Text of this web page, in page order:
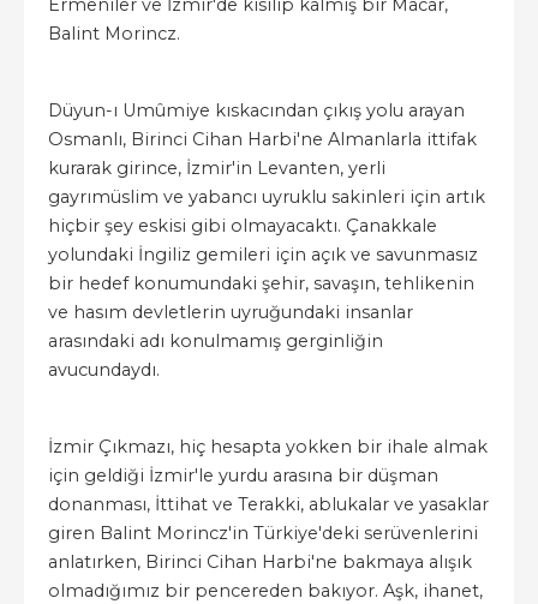
Ermeniler ve İzmir'de kısılıp kalmış bir Macar,
Balint Morincz.
Düyun-ı Umûmiye kıskacından çıkış yolu arayan
Osmanlı, Birinci Cihan Harbi'ne Almanlarla ittifak
kurarak girince, İzmir'in Levanten, yerli
gayrımüslim ve yabancı uyruklu sakinleri için artık
hiçbir şey eskisi gibi olmayacaktı. Çanakkale
yolundaki İngiliz gemileri için açık ve savunmasız
bir hedef konumundaki şehir, savaşın, tehlikenin
ve hasım devletlerin uyruğundaki insanlar
arasındaki adı konulmamış gerginliğin
avucundaydı.
İzmir Çıkmazı, hiç hesapta yokken bir ihale almak
için geldiği İzmir'le yurdu arasına bir düşman
donanması, İttihat ve Terakki, ablukalar ve yasaklar
giren Balint Morincz'in Türkiye'deki serüvenlerini
anlatırken, Birinci Cihan Harbi'ne bakmaya alışık
olmadığımız bir pencereden bakıyor. Aşk, ihanet,